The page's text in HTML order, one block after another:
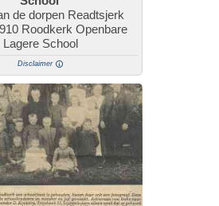
de dorpen Readtsjerk
Roodkerk Openbare
Lagere School
Disclaimer